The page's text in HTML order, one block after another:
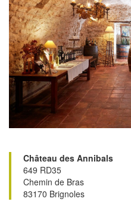
Château des Annibals
649 RD35
Chemin de Bras
83170 Brignoles